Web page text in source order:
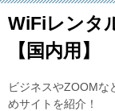
WiFiレンタ
【国内用】
ビジネスやZOOMな
めサイトを紹介！